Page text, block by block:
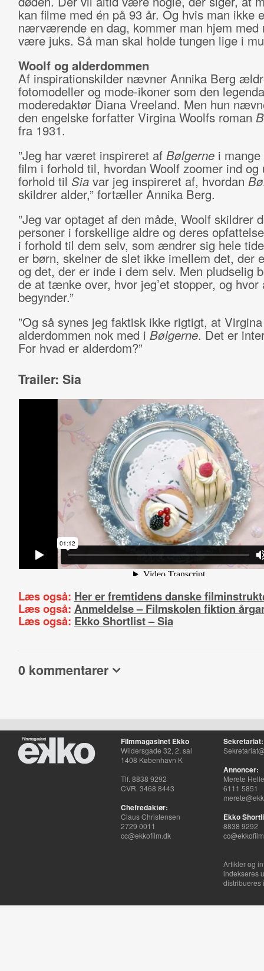
kan filme med én på 93 år. Og hvis man ikke
nærværende en dag, kommer man hjem med
være juks. Så man skal holde tungen lige i
Woolf og alderdommen
Af inspirationskilder nævner Annika Berg
fotomodeller og mode-ikoner som den
moderedaktør Diana Vreeland. Men hun
den engelske forfatter Virgina Woolfs roman
fra 1931.
”Jeg har været inspireret af Bølgernei mange
film i forhold til, hvordan Woolf zoomer ind og
forhold til Siavar jeg inspireret af, hvordan
skildrer alder,” fortæller Annika Berg.
”Jeg var optaget af den måde, Woolf skildrer
personer i forskellige aldre og deres
i forhold til dem selv, som ændrer sig hele
er børn, skelner de slet ikke imellem det, der
og det, der er inde i dem selv. Men pludselig
de at tænke over, hvor jeg’et stopper, og hvor
begynder.”
”Og så synes jeg faktisk ikke rigtigt, at
alderdommen nok med i Bølgerne. Det er
For hvad er alderdom?”
Trailer: Sia
Læs også: Her er fremtidens danske
Læs også: Anmeldelse – Filmskolen fiktion
Læs også: Ekko Shortlist – Sia
0 kommentarer
Filmmagasinet Ekko
Wildersgade 32, 2. sal
1408 København K
Tlf. 8838 9292
CVR. 3468 8443
Chefredaktør:
Claus Christensen
2729 0011
cc@ekkofilm.dk
Sekretariat:
Annoncer:
Merete
6111 5851
Ekko
8838 9292
Artikler og
indekseres
distribueres